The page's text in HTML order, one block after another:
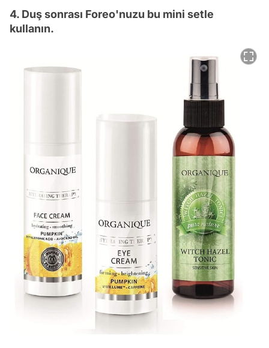
4. Duş sonrası Foreo'nuzu bu mini setle
kullanın.